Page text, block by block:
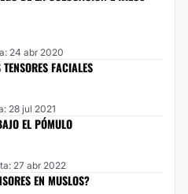
24 abr 2020
FACIALES
28 jul 2021
EL PÓMULO
27 abr 2022
EN MUSLOS?